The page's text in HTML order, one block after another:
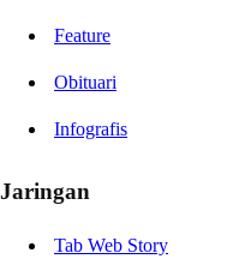
Feature
Obituari
Infografis
Jaringan
Tab Web Story